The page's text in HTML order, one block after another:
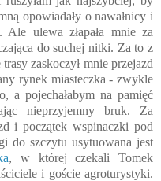
opowiadały o nawałnicy i
ulewa złapała mnie za
do suchej nitki. Za to z
zaskoczył mnie przejazd
rynek miasteczka - zwykle
a pojechałabym na pamięć
nieprzyjemny bruk. Za
i początek wspinaczki pod
do szczytu usytuowana jest
, w której czekali Tomek
i goście agroturystyki.